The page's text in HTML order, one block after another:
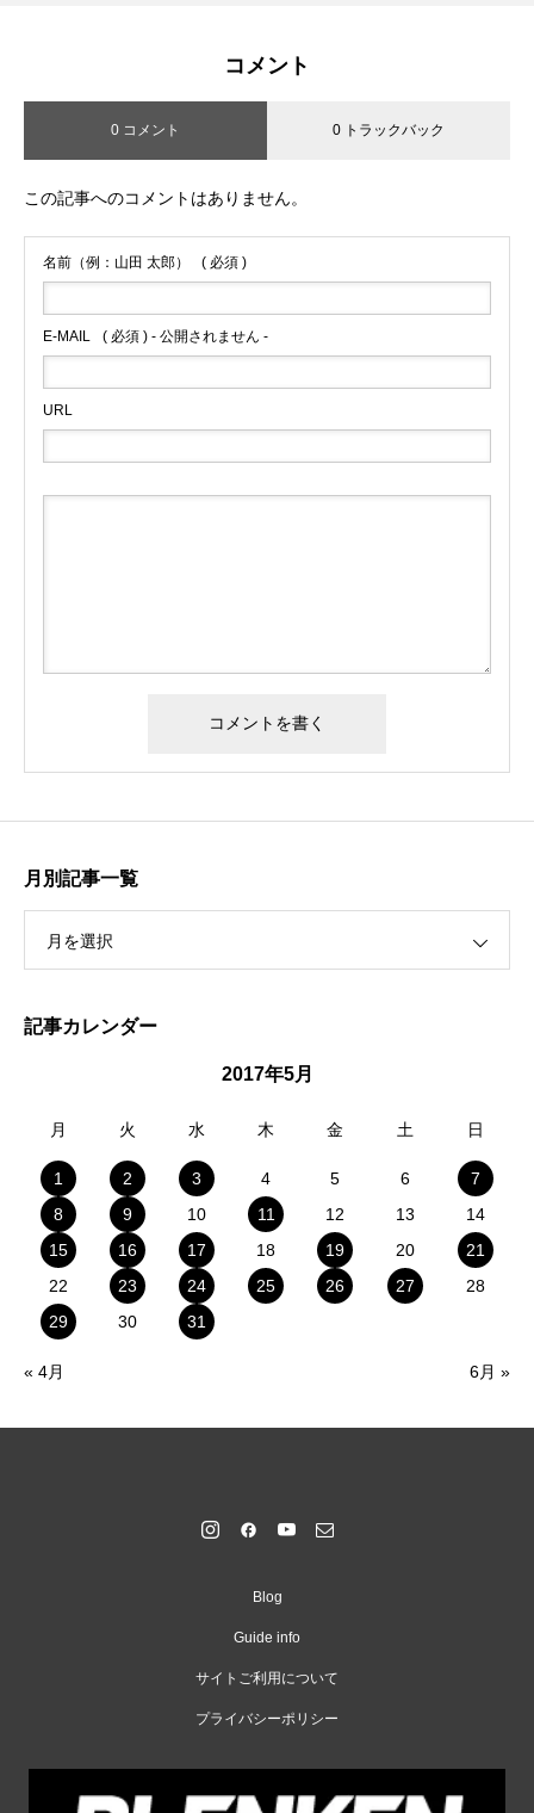
コメント
0 コメント 0 トラックバック
この記事へのコメントはありません。
名前（例：山田 太郎） ( 必須 )
E-MAIL ( 必須 ) - 公開されません -
URL
月別記事一覧
月を選択
記事カレンダー
2017年5月
月 火 水 木 金 土 日
1 2 3 4 5 6
7
8
9 10 11 12 13
14
15
16 17 18 19 20
21
22
23 24 25 26 27
28
29
30 31
« 4月 6月 »
Blog
Guide info
サイトご利用について
プライバシーポリシー